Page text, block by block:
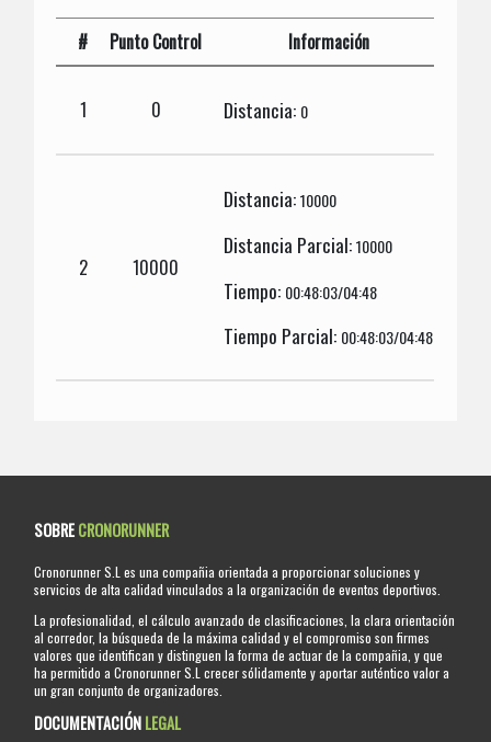
# Punto Control Información
1 0 Distancia: 0
2 10000
Distancia:10000
Distancia Parcial:10000
Tiempo: 00:48:03/04:48
Tiempo Parcial: 00:48:03/04:48
SOBRECRONORUNNER
Cronorunner S.L es una compañia orientada a proporcionar soluciones y
servicios de alta calidad vinculados a la organización de eventos deportivos.
La profesionalidad, el cálculo avanzado de clasificaciones, la clara orientación
al corredor, la búsqueda de la máxima calidad y el compromiso son firmes
valores que identifican y distinguen la forma de actuar de la compañia, y que
ha permitido a Cronorunner S.L crecer sólidamente y aportar auténtico valor a
un gran conjunto de organizadores.
DOCUMENTACIÓNLEGAL